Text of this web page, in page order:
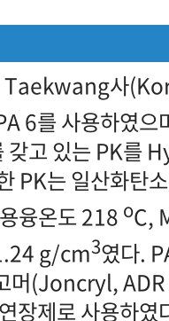
Taekwang사
6를 사용하였으
갖고 있는 PK를
PK는 일산화탄
융온도 218 oC,
g/cm3였다.
머(Joncryl,
장제로 사용하